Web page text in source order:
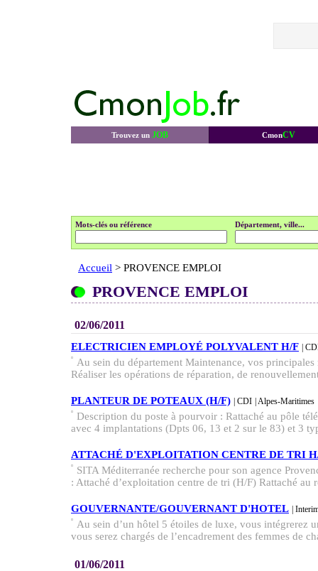
Trouvez un JOB CmonCV
Mots-clés ou référence Département, ville...
Accueil > PROVENCE EMPLOI
PROVENCE EMPLOI
02/06/2011
ELECTRICIEN EMPLOYÉ POLYVALENT H/F |
Au sein du département Maintenance, vos
Réaliser les opérations de réparation, de
PLANTEUR DE POTEAUX (H/F) | CDI | Alpes-Maritimes
Description du poste à pourvoir : Rattaché au pôle
avec 4 implantations (Dpts 06, 13 et 2 sur le 83) et 3
ATTACHÉ D'EXPLOITATION CENTRE DE TRI
SITA Méditerranée recherche pour son agence
: Attaché d’exploitation centre de tri (H/F) Rattaché au
GOUVERNANTE/GOUVERNANT D'HOTEL |
Au sein d’un hôtel 5 étoiles de luxe, vous intégrerez
vous serez chargés de l’encadrement des femmes de
01/06/2011